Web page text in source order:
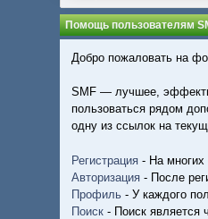
Помощь пользователям
Добро пожаловать на
SMF — лучшее,
пользоваться рядом
одну из ссылок на
Регистрация - На многих
Авторизация - После
Профиль - У каждого
Поиск - Поиск является